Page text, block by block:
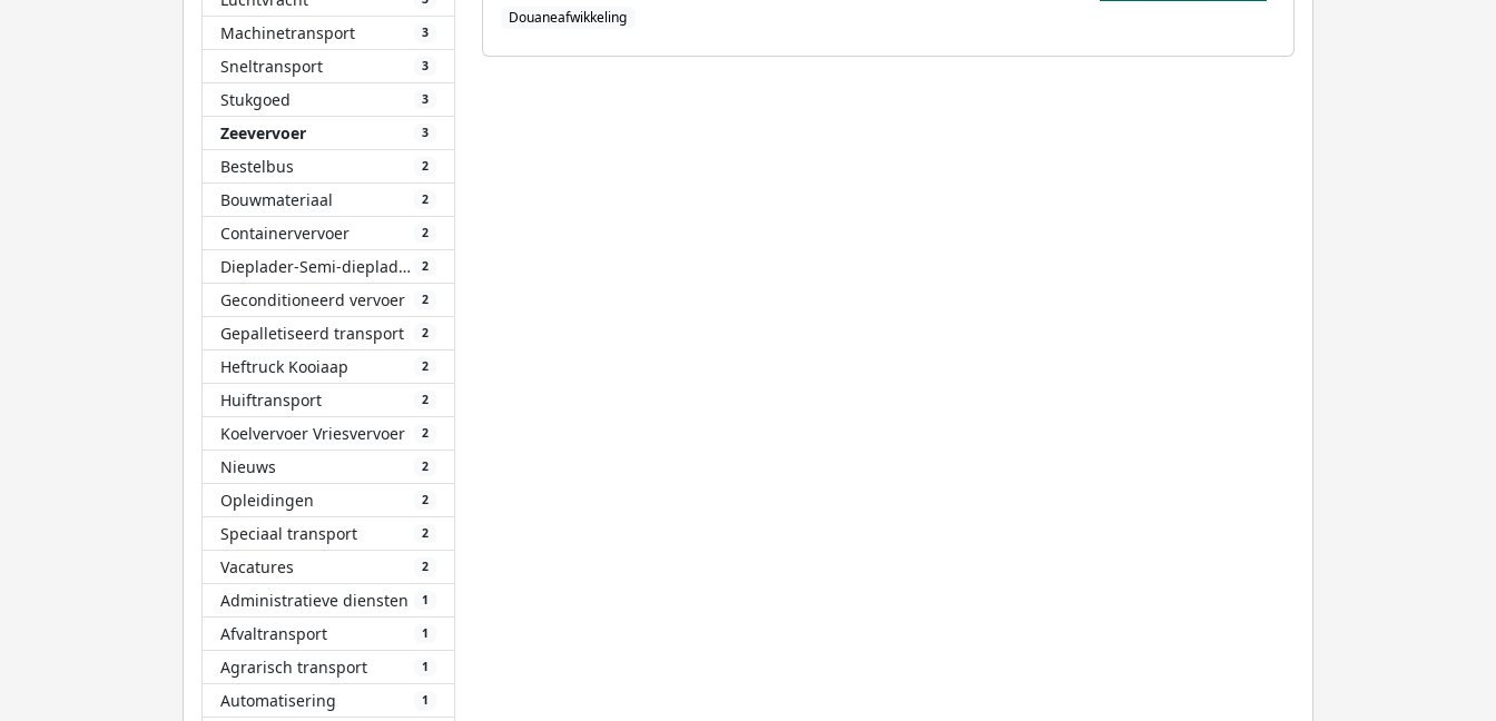
Machinetransport 3
Sneltransport 3
Stukgoed 3
Zeevervoer 3
Bestelbus 2
Bouwmateriaal 2
Containervervoer 2
Dieplader-Semi-dieplader 2
Geconditioneerd vervoer 2
Gepalletiseerd transport 2
Heftruck Kooiaap 2
Huiftransport 2
Koelvervoer Vriesvervoer 2
Nieuws 2
Opleidingen 2
Speciaal transport 2
Vacatures 2
Administratieve diensten 1
Afvaltransport 1
Agrarisch transport 1
Automatisering 1
Douaneafwikkeling